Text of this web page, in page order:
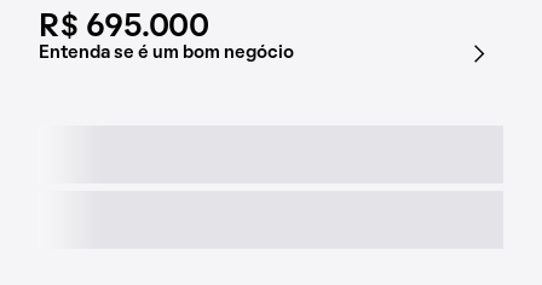
R$ 695.000
Entenda se é um bom negócio